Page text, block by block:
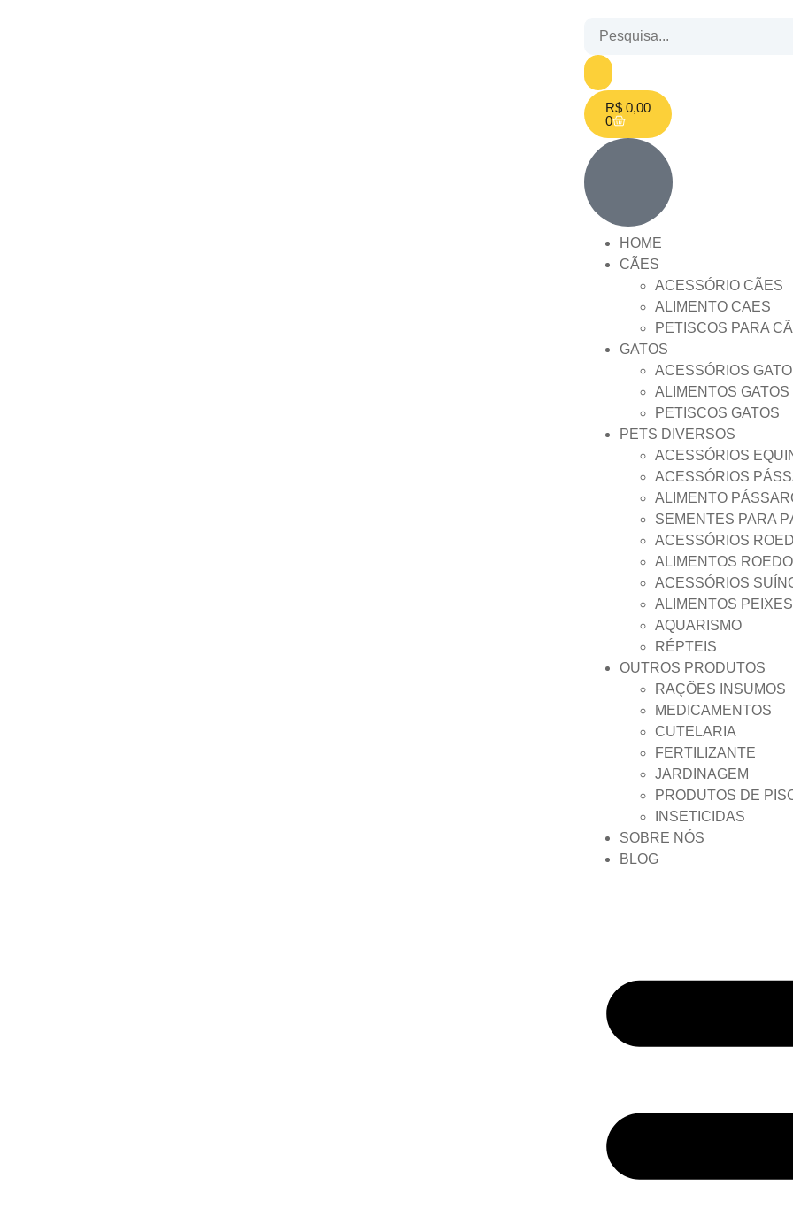
R$ 0,00
0
HOME
CÃES
ACESSÓRIO CÃES
ALIMENTO CAES
PETISCOS PARA
GATOS
ACESSÓRIOS
ALIMENTOS GATOS
PETISCOS GATOS
PETS DIVERSOS
ACESSÓRIOS
ACESSÓRIOS
ALIMENTO
SEMENTES PARA
ACESSÓRIOS
ALIMENTOS
ACESSÓRIOS
ALIMENTOS PEIXES
AQUARISMO
RÉPTEIS
OUTROS PRODUTOS
RAÇÕES INSUMOS
MEDICAMENTOS
CUTELARIA
FERTILIZANTE
JARDINAGEM
PRODUTOS DE
INSETICIDAS
SOBRE NÓS
BLOG